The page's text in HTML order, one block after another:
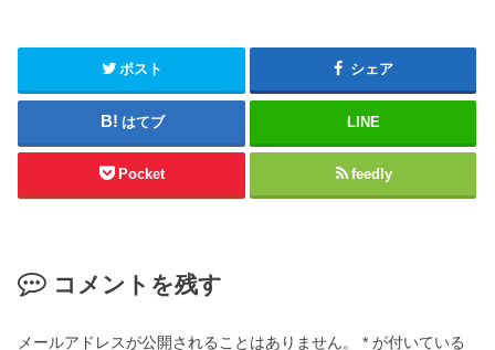
ポスト シェア
はてブ LINE
Pocket feedly
コメントを残す
メールアドレスが公開されることはありません。 * が付いている